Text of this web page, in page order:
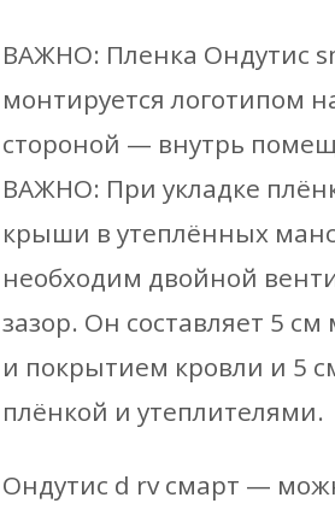
ВАЖНО: Пленка Ондутис
монтируется логотипом
стороной — внутрь
ВАЖНО: При укладке
крыши в утеплённых
необходим двойной
зазор. Он составляет 5
и покрытием кровли и 5
плёнкой и утеплителями.
Ондутис d rv смарт —